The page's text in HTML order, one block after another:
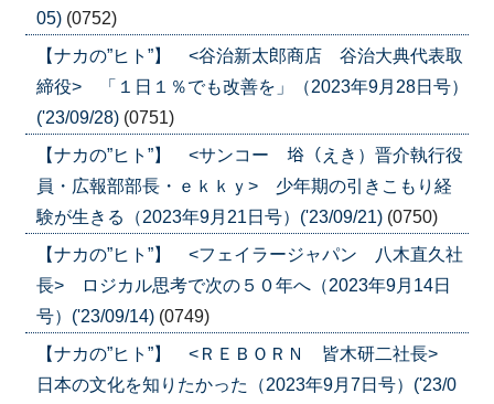
05) (0752)
【ナカの”ヒト”】 <谷治新太郎商店 谷治大典代表取
締役> 「１日１％でも改善を」（2023年9月28日号）
('23/09/28) (0751)
【ナカの”ヒト”】 <サンコー 﨏（えき）晋介執行役
員・広報部部長・ｅｋｋｙ> 少年期の引きこもり経
験が生きる（2023年9月21日号）('23/09/21) (0750)
【ナカの”ヒト”】 <フェイラージャパン 八木直久社
長> ロジカル思考で次の５０年へ（2023年9月14日
号）('23/09/14) (0749)
【ナカの”ヒト”】 <ＲＥＢＯＲＮ 皆木研二社長>
日本の文化を知りたかった（2023年9月7日号）('23/0